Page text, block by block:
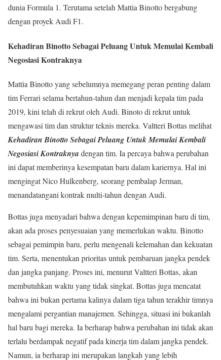
dunia Formula 1. Terutama setelah Mattia Binotto bergabung
dengan proyek Audi F1.
Kehadiran Binotto Sebagai Peluang Untuk Memulai Kembali
Negosiasi Kontraknya
Mattia Binotto yang sebelumnya memegang peran penting dalam
tim Ferrari selama bertahun-tahun dan menjadi kepala tim pada
2019, kini telah di rekrut oleh Audi. Binoto di rekrut untuk
mengawasi tim dan struktur teknis mereka. Valtteri Bottas melihat
Kehadiran Binotto Sebagai Peluang Untuk Memulai Kembali
Negosiasi Kontraknyadengan tim. Ia percaya bahwa perubahan
ini dapat memberinya kesempatan baru dalam kariernya. Hal ini
mengingat Nico Hulkenberg, seorang pembalap Jerman,
menandatangani kontrak multi-tahun dengan Audi.
Bottas juga menyadari bahwa dengan kepemimpinan baru di tim,
akan ada proses penyesuaian yang memerlukan waktu. Binotto
sebagai pemimpin baru, perlu mengenali kelemahan dan kekuatan
tim. Serta, menentukan prioritas untuk pembaruan jangka pendek
dan jangka panjang. Proses ini, menurut Valtteri Bottas, akan
membutuhkan waktu yang tidak singkat. Bottas juga mencatat
bahwa ini bukan pertama kalinya dalam tiga tahun terakhir timnya
mengalami pergantian manajemen. Sehingga, situasi ini bukanlah
hal baru bagi mereka. Ia berharap bahwa perubahan ini tidak akan
terlalu berdampak negatif pada kinerja tim dalam jangka pendek.
Namun, ia berharap ini merupakan langkah yang lebih